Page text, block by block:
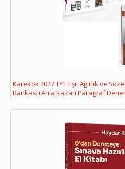
Karekök 2027 TYT Eşit Ağırlık ve
Bankası+Anla Kazan Paragraf